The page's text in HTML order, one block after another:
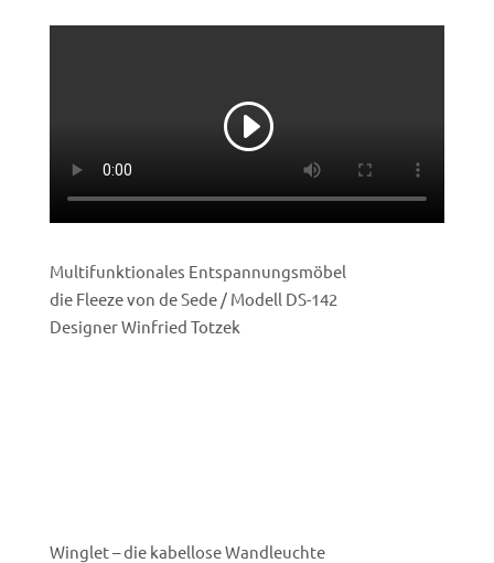
Multifunktionales Entspannungsmöbel
die Fleeze von de Sede / Modell DS-142
Designer Winfried Totzek
Winglet – die kabellose Wandleuchte